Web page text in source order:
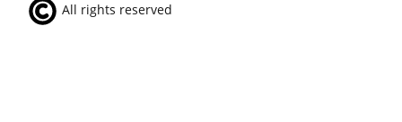
All rights reserved